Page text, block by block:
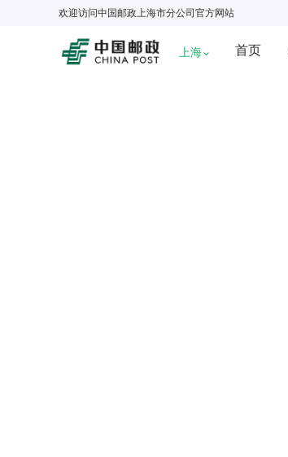
欢迎访问中国邮政上海市分公司 官方网站
上海 首页